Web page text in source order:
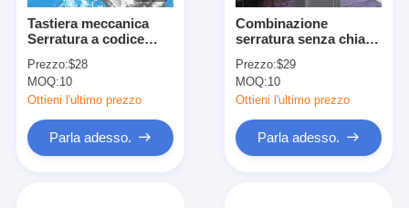
Tastiera meccanica
Serratura a codice
per porte d'ingresso
Prezzo:$28
MOQ:10
Ottieni l'ultimo prezzo
Parla adesso.
Combinazione
serratura senza chiave
Prezzo:$29
MOQ:10
Ottieni l'ultimo prezzo
Parla adesso.